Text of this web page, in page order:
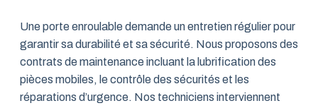
Une porte enroulable demande un entretien régulier pour
garantir sa durabilité et sa sécurité. Nous proposons des
contrats de maintenance incluant la lubrification des
pièces mobiles, le contrôle des sécurités et les
réparations d’urgence. Nos techniciens interviennent